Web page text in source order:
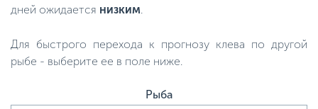
дней ожидается низким.
Для быстрого перехода к прогнозу клева по другой
рыбе - выберите ее в поле ниже.
Рыба